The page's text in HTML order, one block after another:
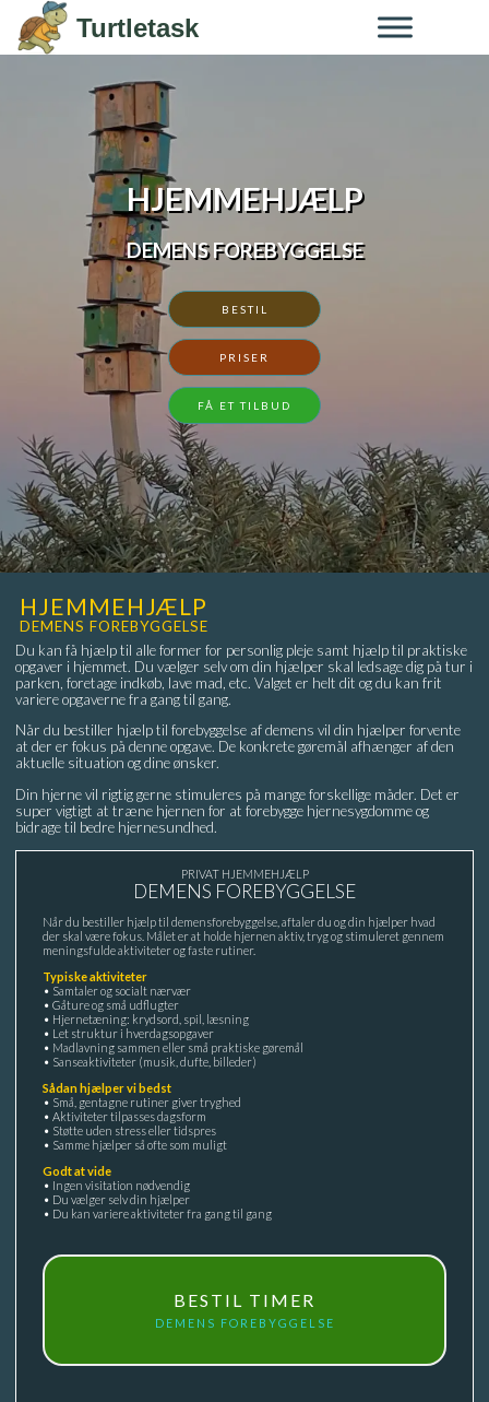
Skip to contentTurtletask
HJEMMEHJÆLP
DEMENS FOREBYGGELSE
BESTIL
PRISER
FÅ ET TILBUD
HJEMMEHJÆLP
DEMENS FOREBYGGELSE
Du kan få hjælp til alle former for personlig pleje samt hjælp til praktiske
opgaver i hjemmet. Du vælger selv om din hjælper skal ledsage dig på tur i
parken, foretage indkøb, lave mad, etc. Valget er helt dit og du kan frit
variere opgaverne fra gang til gang.
Når du bestiller hjælp til forebyggelse af demens vil din hjælper forvente
at der er fokus på denne opgave. De konkrete gøremål afhænger af den
aktuelle situation og dine ønsker.
Din hjerne vil rigtig gerne stimuleres på mange forskellige måder. Det er
super vigtigt at træne hjernen for at forebygge hjernesygdomme og
bidrage til bedre hjernesundhed.
PRIVAT HJEMMEHJÆLP
DEMENS FOREBYGGELSE
Når du bestiller hjælp til demens­forebyggelse, aftaler du og din hjælper hvad
der skal være fokus. Målet er at holde hjernen aktiv, tryg og stimuleret gennem
meningsfulde aktiviteter og faste rutiner.
Typiske aktiviteter
• Samtaler og socialt nærvær
• Gåture og små udflugter
• Hjernetæning: krydsord, spil, læsning
• Let struktur i hverdagsopgaver
• Madlavning sammen eller små praktiske gøremål
• Sanseaktiviteter (musik, dufte, billeder)
Sådan hjælper vi bedst
• Små, gentagne rutiner giver tryghed
• Aktiviteter tilpasses dagsform
• Støtte uden stress eller tidspres
• Samme hjælper så ofte som muligt
Godt at vide
• Ingen visitation nødvendig
• Du vælger selv din hjælper
• Du kan variere aktiviteter fra gang til gang
BESTIL TIMER
DEMENS FOREBYGGELSE